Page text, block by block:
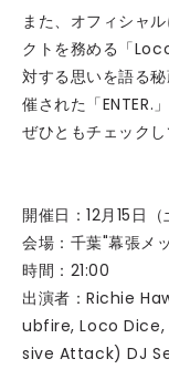
また、オフィシャ
クトを務める「
対する思いを語る
催された「ENTER.
ぜひともチェック
開催日：12月15日（
会場：千葉"幕張メ
時間：21:00
出演者：Richie
ubfire, Loco
sive Attack) DJ